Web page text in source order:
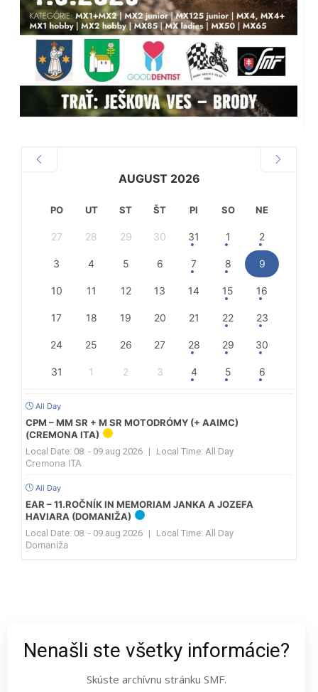
AUGUST 2026
PO UT ST ŠT PI SO NE
27 28 29 30 31 1 2
3 4 5 6 7 8 9
10 11 12 13 14 15 16
17 18 19 20 21 22 23
24 25 26 27 28 29 30
31 1 2 3 4 5 6
All Day
CPM – MM SR + M SR MOTODRÓMY (+ AAIMC)
(CREMONA ITA)
Local Date: 08. - 09.aug 2026 | Local Time: All Day
Cremona ITA
All Day
EAR – 11.ROČNÍK IN MEMORIAM JANKA A JOZEFA
HAVIARA (DOMANIŽA)
Local Date: 08. - 09.aug 2026 | Local Time: All Day
Domaniža
Nenašli ste všetky informácie?
Skúste archívnu stránku SMF.